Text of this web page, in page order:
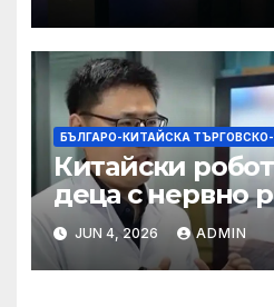
БЪЛГАРО-КИТАЙСКА
Китайски
деца с нервно
да се изправят
JUN 4, 2026 ADMIN